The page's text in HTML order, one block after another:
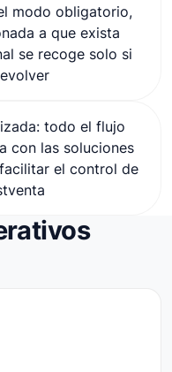
modo obligatorio,
a que exista
se recoge solo si
todo el flujo
con las soluciones
el control de